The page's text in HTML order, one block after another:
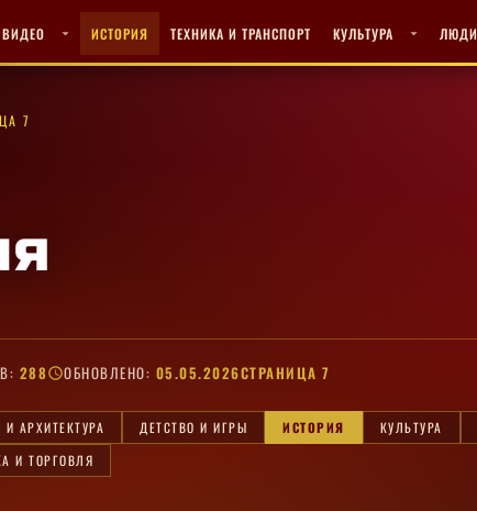
ИСТОРИЯ ТЕХНИКА И ТРАНСПОРТ КУЛЬТУРА ЛЮДИ
7
288 ОБНОВЛЕНО: 05.05.2026СТРАНИЦА 7
АРХИТЕКТУРА ДЕТСТВО И ИГРЫ ИСТОРИЯ КУЛЬТУРА
И ТОРГОВЛЯ